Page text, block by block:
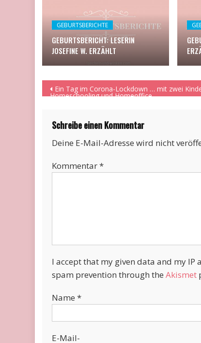
GEBURTSBERICHTE
GEBURTSBERICHT: LESERIN
JOSEFINE W. ERZÄHLT
Beitragsnavigation
Ein Tag im Corona-Lockdown … mit zwei
Homeschooling und Homeoffice.
Schreibe einen Kommentar
Deine E-Mail-Adresse wird nicht
Kommentar*
I accept that my given data and my IP
spam prevention through the Akismet
Name *
E-Mail-